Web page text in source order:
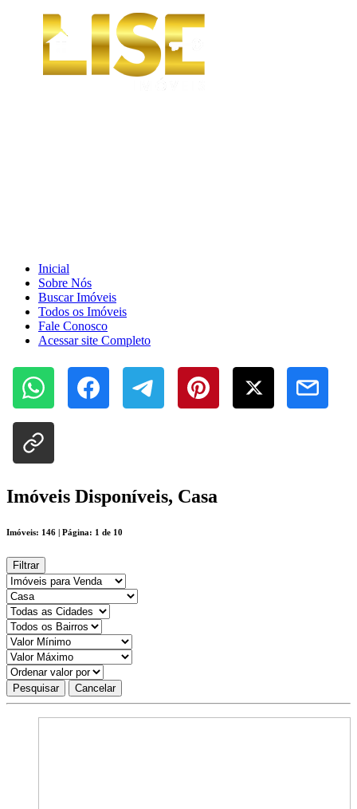
Inicial
Sobre Nós
Buscar Imóveis
Todos os Imóveis
Fale Conosco
Acessar site Completo
Imóveis Disponíveis, Casa
Imóveis: 146 | Página: 1 de 10
Filtrar
Pesquisar Cancelar